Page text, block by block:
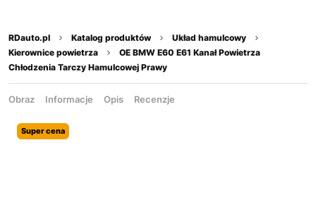
RDauto.pl Katalog produktów
Układ hamulcowy
Kierownice powietrza
OE BMW E60 E61 Kanał Powietrza
Chłodzenia Tarczy Hamulcowej Prawy
Obraz Informacje Opis Recenzje
Super cena